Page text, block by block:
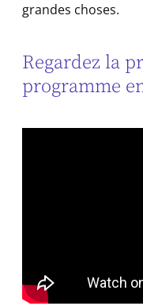
grandes choses.
Regardez la
programme